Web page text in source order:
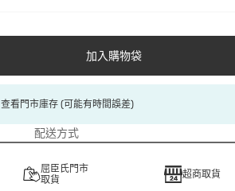
加入購物袋
查看門市庫存 (可能有時間誤差)
配送方式
屈臣氏門市
取貨
超商取貨